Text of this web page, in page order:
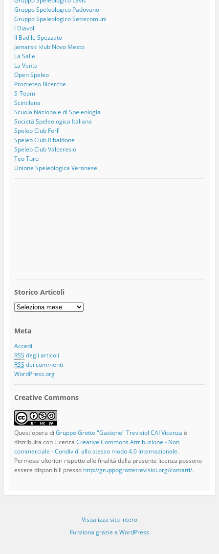
Gruppo Speleologico Padovano
Gruppo Speleologico Settecomuni
I Diavoli
Il Badile Spezzato
Jamarski klub Novo Mesto
La Salle
La Venta
Open Speleo
Prometeo Ricerche
S-Team
Scintilena
Scuola Nazionale di Speleologia
Società Speleologica Italiana
Speleo Club Forlì
Speleo Club Ribaldone
Speleo Club Valceresio
Teo Turci
Unione Speleologica Veronese
Storico Articoli
Storico
Articoli
Meta
Accedi
RSS degli articoli
RSS dei commenti
WordPress.org
Creative Commons
Quest'opera di Gruppo Grotte "Gastone" Trevisiol CAI Vicenza è
distribuita con Licenza Creative Commons Attribuzione - Non
commerciale - Condividi allo stesso modo 4.0 Internazionale.
Permessi ulteriori rispetto alle finalità della presente licenza possono
essere disponibili presso http://gruppogrottetrevisiol.org/contatti/.
Visualizza sito intero
Funziona grazie a WordPress